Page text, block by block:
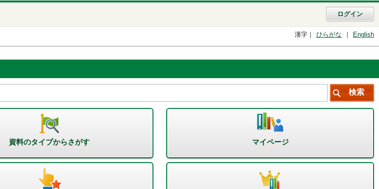
ログイン
漢字 ひらがな English
資料のタイプからさがす マイページ